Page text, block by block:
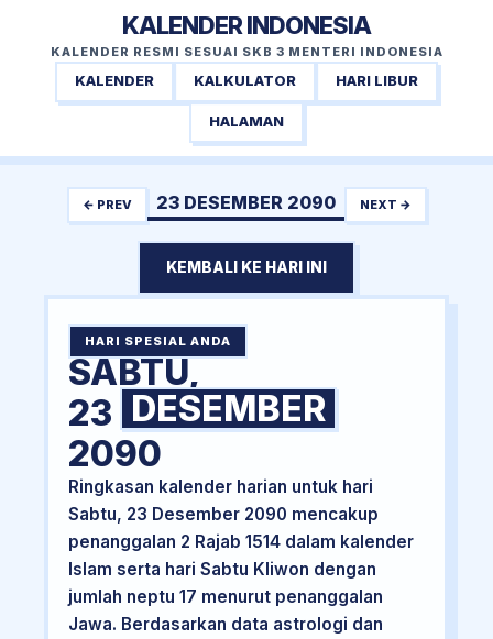
KALENDER INDONESIA
KALENDER RESMI SESUAI SKB 3 MENTERI INDONESIA
KALENDER KALKULATOR HARI LIBUR
HALAMAN
← PREV 23 DESEMBER 2090 NEXT →
KEMBALI KE HARI INI
HARI SPESIAL ANDA
SABTU,
23 DESEMBER
2090
Ringkasan kalender harian untuk hari
Sabtu, 23 Desember 2090 mencakup
penanggalan 2 Rajab 1514 dalam kalender
Islam serta hari Sabtu Kliwon dengan
jumlah neptu 17 menurut penanggalan
Jawa. Berdasarkan data astrologi dan